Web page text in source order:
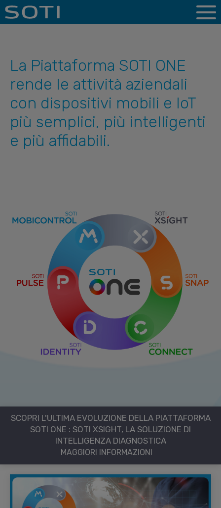
La Piattaforma SOTI ONE
rende le attività aziendali
con dispositivi mobili e IoT
più semplici, più intelligenti
e più affidabili.
SCOPRI L'ULTIMA EVOLUZIONE DELLA PIATTAFORMA
SOTI ONE : SOTI XSIGHT, LA SOLUZIONE DI
INTELLIGENZA DIAGNOSTICA
MAGGIORI INFORMAZIONI